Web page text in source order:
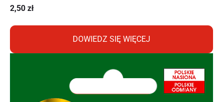
2,50 zł
DOWIEDZ SIĘ WIĘCEJ